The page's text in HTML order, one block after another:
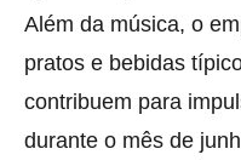
Além da música, o
pratos e bebidas
contribuem para
durante o mês de